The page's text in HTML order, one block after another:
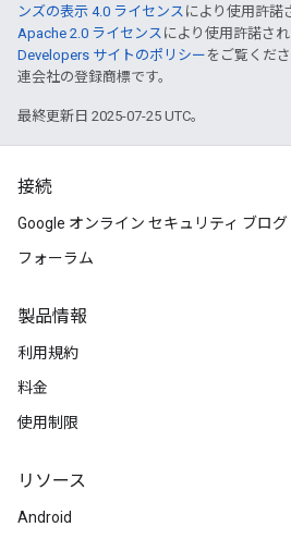
ンズの表示 4.0 ライセンス により使用許諾
Apache 2.0 ライセンス により使用許諾され
Developers サイトのポリシー をご覧くだ
連会社の登録商標です。
最終更新日 2025-07-25 UTC。
接続
Google オンライン セキュリティ ブログ
フォーラム
製品情報
利用規約
料金
使用制限
リソース
Android